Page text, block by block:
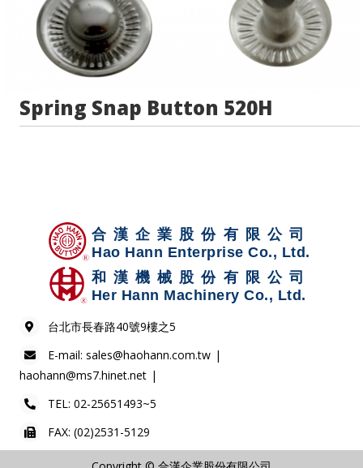
Spring Snap Button 520H
台北市長春路40號9樓之5
E-mail:sales@haohann.com.tw
haohann@ms7.hinet.net
TEL:02-25651493~5
FAX: (02)2531-5129